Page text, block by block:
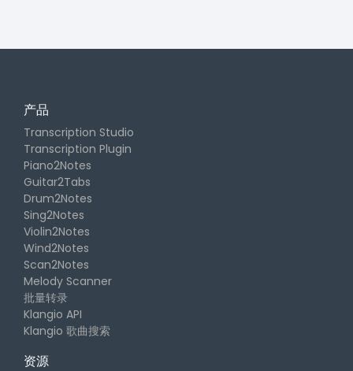
产品
Transcription Studio
Transcription Plugin
Piano2Notes
Guitar2Tabs
Drum2Notes
Sing2Notes
Violin2Notes
Wind2Notes
Scan2Notes
Melody Scanner
批量转录
Klangio API
Klangio 歌曲搜索
资源